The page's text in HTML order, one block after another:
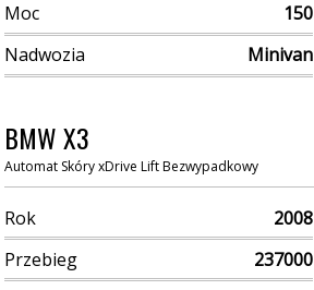
Moc
150
Nadwozia
Minivan
BMW X3
Automat Skóry xDrive Lift Bezwypadkowy
Rok 2008
Przebieg
237000